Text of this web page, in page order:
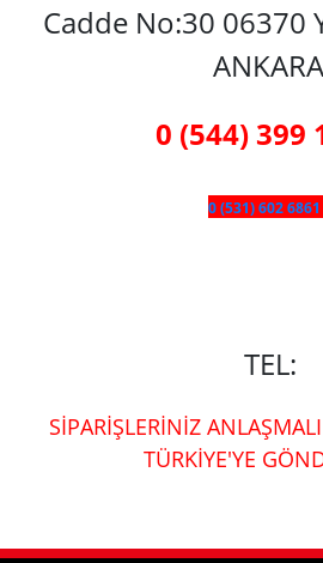
Cadde No:30 06370
ANKARA
0 (544) 399
0 (531) 602 6861
TEL:
SİPARİŞLERİNİZ
TÜRKİYE'YE